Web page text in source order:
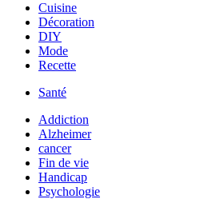
Cuisine
Décoration
DIY
Mode
Recette
Santé
Addiction
Alzheimer
cancer
Fin de vie
Handicap
Psychologie